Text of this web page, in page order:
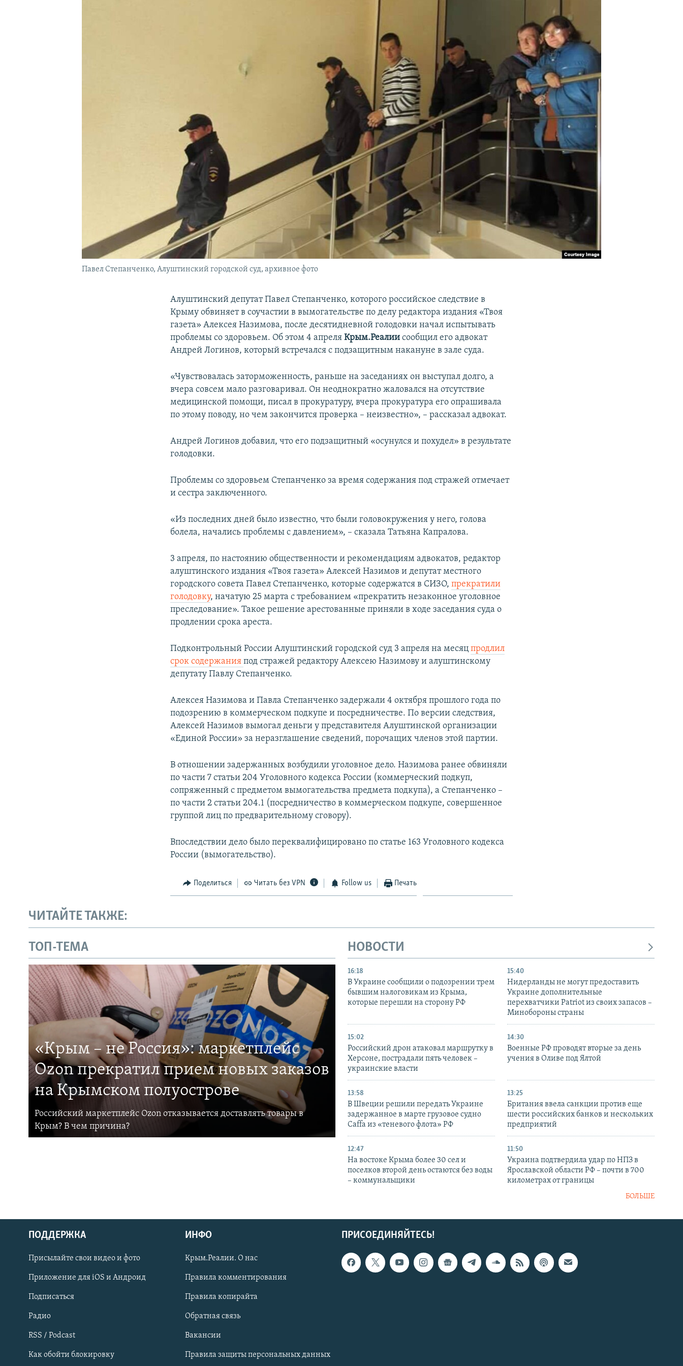
Українською
Qırımtatar
ПРИСОЕДИНЯЙТЕСЬ!
Павел Степанченко, Алуштинский городской суд, архивное фото
Алуштинский депутат Павел Степанченко, которого российское следствие в
Крыму обвиняет в соучастии в вымогательстве по делу редактора издания «Твоя
газета» Алексея Назимова, после десятидневной голодовки начал испытывать
проблемы со здоровьем. Об этом 4 апреляКрым.Реалии сообщил его адвокат
Андрей Логинов, который встречался с подзащитным накануне в зале суда.
«Чувствовалась заторможенность, раньше на заседаниях он выступал долго, а
вчера совсем мало разговаривал. Он неоднократно жаловался на отсутствие
медицинской помощи, писал в прокуратуру, вчера прокуратура его опрашивала
по этому поводу, но чем закончится проверка – неизвестно», – рассказал адвокат.
Андрей Логинов добавил, что его подзащитный «осунулся и похудел» в результате
голодовки.
Проблемы со здоровьем Степанченко за время содержания под стражей отмечает
и сестра заключенного.
«Из последних дней было известно, что были головокружения у него, голова
болела, начались проблемы с давлением», – сказала Татьяна Капралова.
3 апреля, по настоянию общественности и рекомендациям адвокатов, редактор
алуштинского издания «Твоя газета» Алексей Назимов и депутат местного
городского совета Павел Степанченко, которые содержатся в СИЗО,прекратили
голодовку, начатую 25 марта с требованием «прекратить незаконное уголовное
преследование». Такое решение арестованные приняли в ходе заседания суда о
продлении срока ареста.
Подконтрольный России Алуштинский городской суд 3 апреля на месяцпродлил
срок содержанияпод стражей редактору Алексею Назимову и алуштинскому
депутату Павлу Степанченко.
Алексея Назимова и Павла Степанченко задержали 4 октября прошлого года по
подозрению в коммерческом подкупе и посредничестве. По версии следствия,
Алексей Назимов вымогал деньги у представителя Алуштинской организации
«Единой России» за неразглашение сведений, порочащих членов этой партии.
В отношении задержанных возбудили уголовное дело. Назимова ранее обвиняли
по части 7 статьи 204 Уголовного кодекса России (коммерческий подкуп,
сопряженный с предметом вымогательства предмета подкупа), а Степанченко –
по части 2 статьи 204.1 (посредничество в коммерческом подкупе, совершенное
группой лиц по предварительному сговору).
Впоследствии дело было переквалифицировано по статье 163 Уголовного кодекса
России (вымогательство).
Поделиться Читать без VPN Follow us Печать
ЧИТАЙТЕ ТАКЖЕ:
ТОП-ТЕМА
«Крым – не Россия»: маркетплейс
Ozon прекратил прием новых заказов
на Крымском полуострове
Российский маркетплейс Ozon отказывается доставлять товары в
Крым? В чем причина?
НОВОСТИ
16:18
В Украине сообщили о подозрении трем
бывшим налоговикам из Крыма,
которые перешли на сторону РФ
15:40
Нидерланды не могут предоставить
Украине дополнительные
перехватчики Patriot из своих запасов –
Минобороны страны
15:02
Российский дрон атаковал маршрутку в
Херсоне, пострадали пять человек –
украинские власти
14:30
Военные РФ проводят вторые за день
учения в Оливе под Ялтой
13:58
В Швеции решили передать Украине
задержанное в марте грузовое судно
Caffa из «теневого флота» РФ
13:25
Британия ввела санкции против еще
шести российских банков и нескольких
предприятий
12:47
На востоке Крыма более 30 сел и
поселков второй день остаются без воды
– коммунальщики
11:50
Украина подтвердила удар по НПЗ в
Ярославской области РФ – почти в 700
километрах от границы
БОЛЬШЕ
ПРИСОЕДИНЯЙТЕСЬ!
ПОДДЕРЖКА
Присылайте свои видео и фото
Приложение для iOS и Андроид
Подписаться
Радио
RSS / Podcast
Как обойти блокировку
ИНФО
Крым.Реалии. О нас
Правила комментирования
Правила копирайта
Обратная связь
Вакансии
Правила защиты персональных данных